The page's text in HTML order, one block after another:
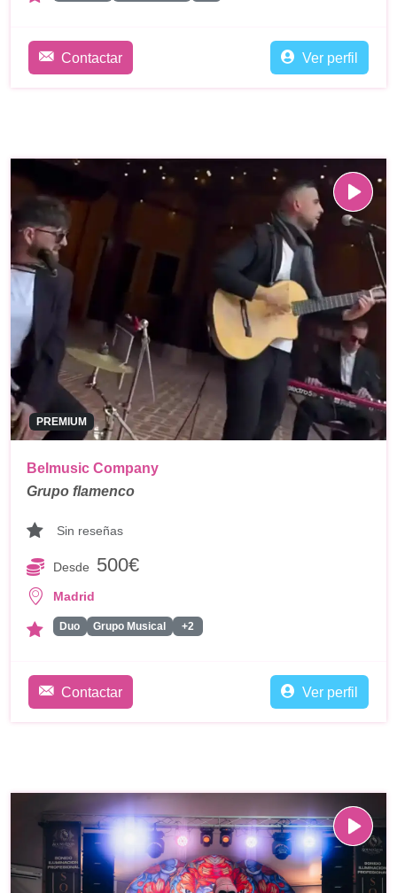
Contactar Ver perfil
PREMIUM
Belmusic Company
Grupo flamenco
Sin reseñas
Desde 500€
Madrid
Duo Grupo Musical +2
Contactar Ver perfil